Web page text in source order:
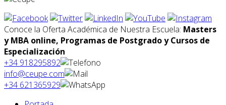
Conoce la Oferta Académica de Nuestra Escuela: Masters
y MBA online, Programas de Postgrado y Cursos de
Especialización
+34 918295892
info@ceupe.com
+34 621365929